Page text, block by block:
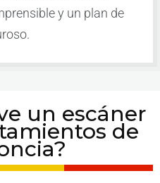
y un plan de
un escáner
de